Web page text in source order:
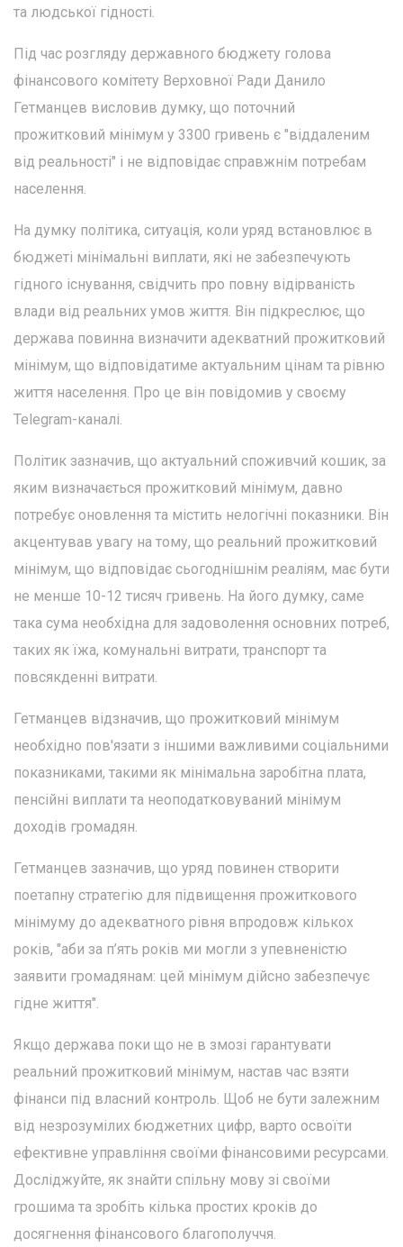
та людської гідності.
Під час розгляду державного бюджету голова
фінансового комітету Верховної Ради Данило
Гетманцев висловив думку, що поточний
прожитковий мінімум у 3300 гривень є "віддаленим
від реальності" і не відповідає справжнім потребам
населення.
На думку політика, ситуація, коли уряд встановлює в
бюджеті мінімальні виплати, які не забезпечують
гідного існування, свідчить про повну відірваність
влади від реальних умов життя. Він підкреслює, що
держава повинна визначити адекватний прожитковий
мінімум, що відповідатиме актуальним цінам та рівню
життя населення. Про це він повідомив у своєму
Telegram-каналі.
Політик зазначив, що актуальний споживчий кошик, за
яким визначається прожитковий мінімум, давно
потребує оновлення та містить нелогічні показники. Він
акцентував увагу на тому, що реальний прожитковий
мінімум, що відповідає сьогоднішнім реаліям, має бути
не менше 10-12 тисяч гривень. На його думку, саме
така сума необхідна для задоволення основних потреб,
таких як їжа, комунальні витрати, транспорт та
повсякденні витрати.
Гетманцев відзначив, що прожитковий мінімум
необхідно пов'язати з іншими важливими соціальними
показниками, такими як мінімальна заробітна плата,
пенсійні виплати та неоподатковуваний мінімум
доходів громадян.
Гетманцев зазначив, що уряд повинен створити
поетапну стратегію для підвищення прожиткового
мінімуму до адекватного рівня впродовж кількох
років, "аби за п’ять років ми могли з упевненістю
заявити громадянам: цей мінімум дійсно забезпечує
гідне життя".
Якщо держава поки що не в змозі гарантувати
реальний прожитковий мінімум, настав час взяти
фінанси під власний контроль. Щоб не бути залежним
від незрозумілих бюджетних цифр, варто освоїти
ефективне управління своїми фінансовими ресурсами.
Досліджуйте, як знайти спільну мову зі своїми
грошима та зробіть кілька простих кроків до
досягнення фінансового благополуччя.